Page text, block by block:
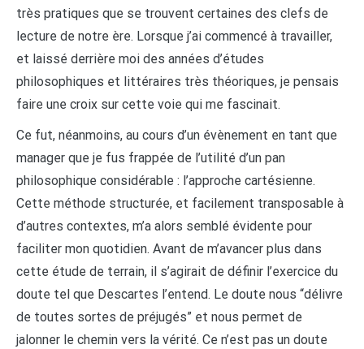
très pratiques que se trouvent certaines des clefs de
lecture de notre ère. Lorsque j’ai commencé à travailler,
et laissé derrière moi des années d’études
philosophiques et littéraires très théoriques, je pensais
faire une croix sur cette voie qui me fascinait.
Ce fut, néanmoins, au cours d’un évènement en tant que
manager que je fus frappée de l’utilité d’un pan
philosophique considérable : l’approche cartésienne.
Cette méthode structurée, et facilement transposable à
d’autres contextes, m’a alors semblé évidente pour
faciliter mon quotidien. Avant de m’avancer plus dans
cette étude de terrain, il s’agirait de définir l’exercice du
doute tel que Descartes l’entend. Le doute nous “délivre
de toutes sortes de préjugés” et nous permet de
jalonner le chemin vers la vérité. Ce n’est pas un doute